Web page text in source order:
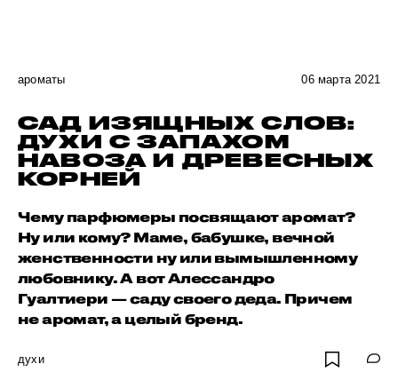
ароматы 06 марта 2021
САД ИЗЯЩНЫХ СЛОВ:
ДУХИ С ЗАПАХОМ
НАВОЗА И ДРЕВЕСНЫХ
КОРНЕЙ
Чему парфюмеры посвящают аромат?
Ну или кому? Маме, бабушке, вечной
женственности ну или вымышленному
любовнику. А вот Алессандро
Гуалтиери — саду своего деда. Причем
не аромат, а целый бренд.
духи